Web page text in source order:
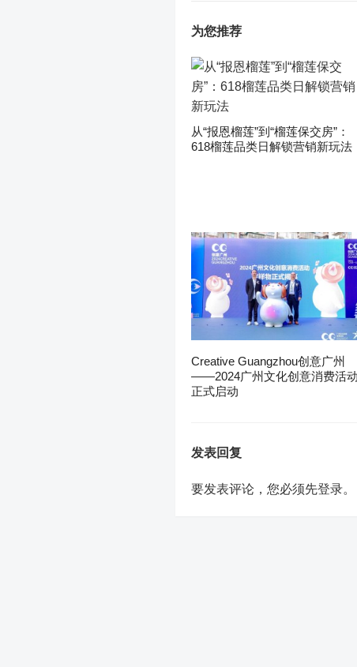
为您推荐
从“报恩榴莲”到“榴莲保交房”：
618榴莲品类日解锁营销新玩法
Creative Guangzhou创意广州
——2024广州文化创意消费活动
正式启动
发表回复
要发表评论，您必须先登录。